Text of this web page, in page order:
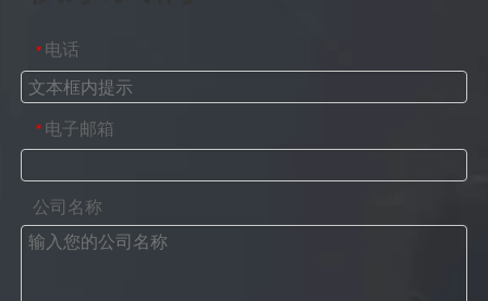
* 电话
* 电子邮箱
公司名称